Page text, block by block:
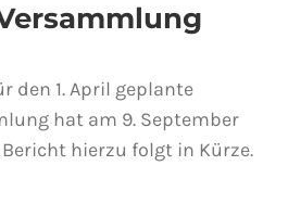
den 1. April geplante
hat am 9. September
hierzu folgt in Kürze.